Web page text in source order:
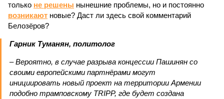
только не решены нынешние проблемы, но и постоянно
возникают новые? Даст ли здесь свой комментарий
Белозёров?
Гарник Туманян, политолог
– Вероятно, в случае разрыва концессии Пашинян со
своими европейскими партнёрами могут
инициировать новый проект на территории Армении
подобно трамповскому TRIPP, где будет создана